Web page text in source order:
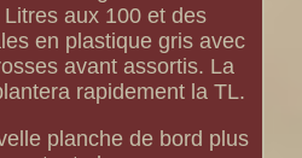
aux 100 et des
en plastique gris avec
avant assortis. La
rapidement la TL.
planche de bord plus